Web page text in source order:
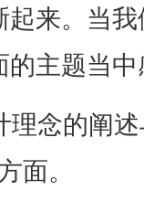
起来。当
的主题当
理念的阐
面。